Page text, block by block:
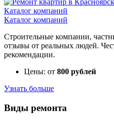
Каталог компаний
Строительные компании,
отзывы от реальных людей.
рекомендации.
Цены: от 800 рублей
Узнать больше
Виды ремонта